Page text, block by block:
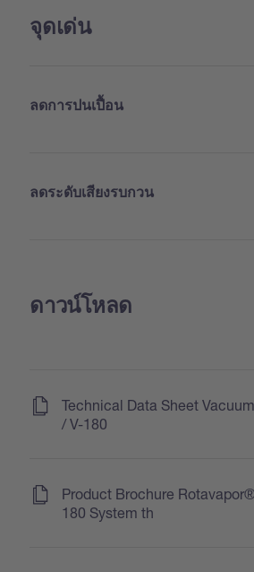
จุดเด่น
ลดการปนเปื้อน
ลดระดับเสียงรบกวน
ดาวน์โหลด
Technical Data Sheet
/ V-180
Product Brochure
180 System th